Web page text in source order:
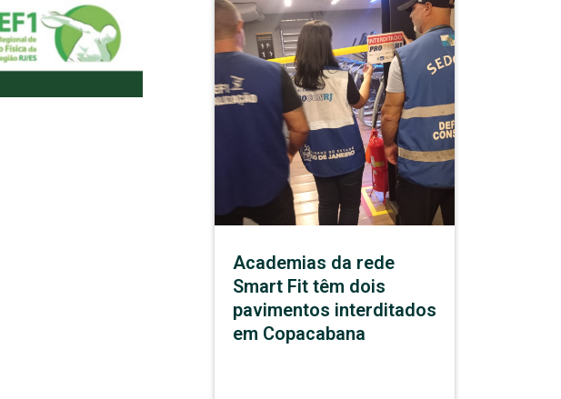
Academias da rede
Smart Fit têm dois
pavimentos interditados
em Copacabana